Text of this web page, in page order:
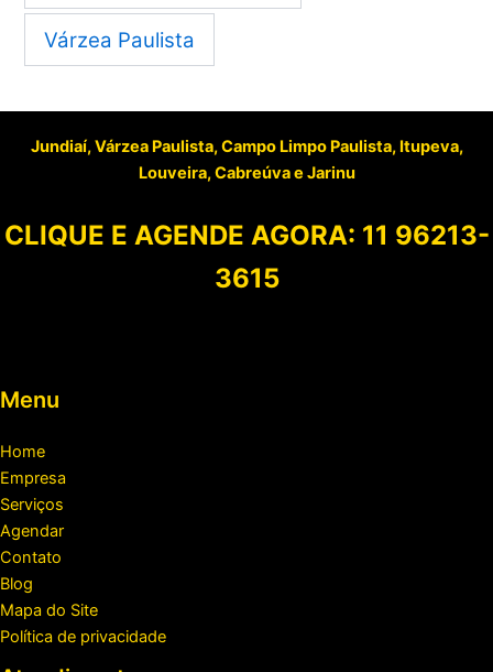
Várzea Paulista
Jundiaí, Várzea Paulista, Campo Limpo Paulista, Itupeva,
Louveira, Cabreúva e Jarinu
CLIQUE E AGENDE AGORA: 11 96213-
3615
Menu
Home
Empresa
Serviços
Agendar
Contato
Blog
Mapa do Site
Política de privacidade